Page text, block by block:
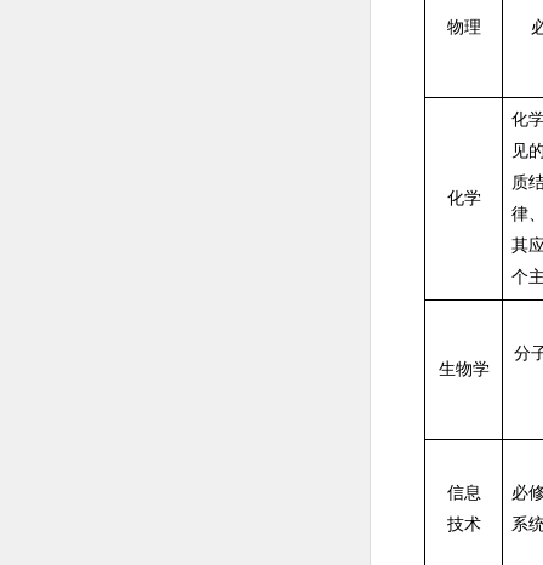
物理
化学
化
见
质
律
其
个
生物学
分
信息
技术
必
系